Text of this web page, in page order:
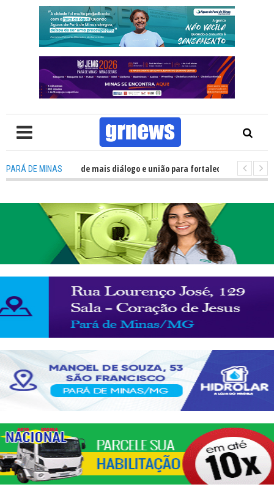
PARÁ DE MINAS
Política precisa de mais diálogo e união para fortalecer Minas e Pará